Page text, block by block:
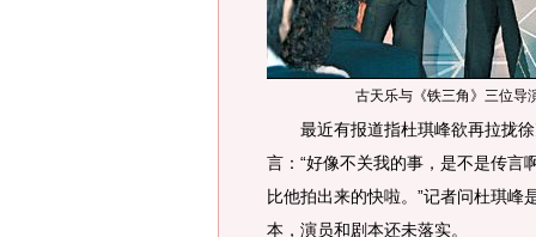
古天乐与《铁三角》三位导
最近有报道指杜琪峰欲再拉拢徐
言：“好像不关我的事，是不是传言
比他拍出来的快啦。”记者问杜琪
本，演员和剧本还未落实。